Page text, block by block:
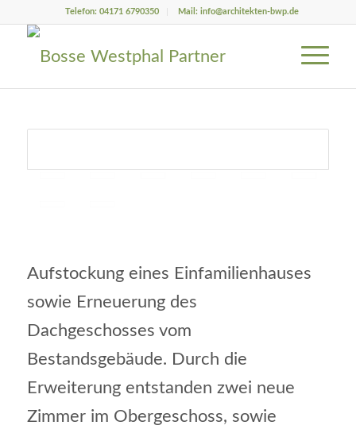
Telefon: 04171 6790350 Mail: info@architekten-bwp.de
Aufstockung eines Einfamilienhauses
sowie Erneuerung des
Dachgeschosses vom
Bestandsgebäude. Durch die
Erweiterung entstanden zwei neue
Zimmer im Obergeschoss, sowie